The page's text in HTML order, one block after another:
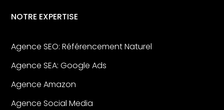
NOTRE EXPERTISE
Agence SEO: Référencement Naturel
Agence SEA: Google Ads
Agence Amazon
Agence Social Media